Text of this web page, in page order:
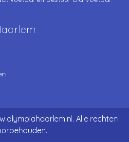
Alle rechten